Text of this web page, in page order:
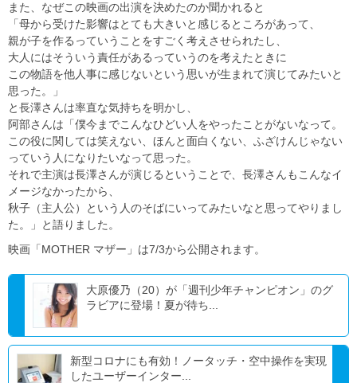
また、なぜこの映画の出演を決めたのか聞かれると
「母から受けた影響はとても大きいと感じるところがあって、
親が子を作るっていうことをすごく考えさせられたし、
大人にはそういう責任があるっていうのを考えたときに
この物語を他人事に感じないという思いが生まれて演じてみたいと
思った。」
と長澤さんは率直な気持ちを明かし、
阿部さんは「僕今までこんなひどい人をやったことがないなって。
この役に関しては笑えない、ほんと面白くない、ふざけんじゃない
っていう人になりたいなって思った。
それで主演は長澤さんが演じるということで、長澤さんもこんなイ
メージなかったから、
秋子（主人公）という人のそばにいってみたいなと思ってやりまし
た。」と語りました。
映画「MOTHER マザー」は7/3から公開されます。
大原優乃（20）が「週刊少年チャンピオン」のグ
ラビアに登場！夏が待ち...
新型コロナにも有効！ノータッチ・空中操作を実現
したユーザーインター...